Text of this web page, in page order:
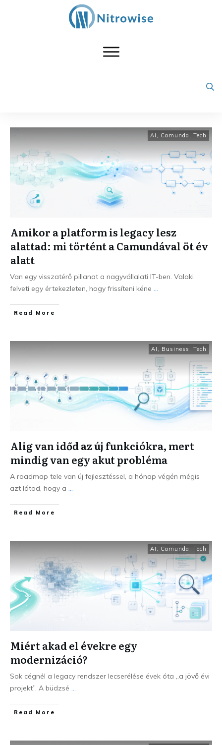
AI Camunda Tech
Amikor a platform is legacy lesz
alattad: mi történt a Camundával öt év
alatt
Van egy visszatérő pillanat a nagyvállalati IT-ben. Valaki
felveti egy értekezleten, hogy frissíteni kéne ...
Read More
AI Business Tech
Alig van időd az új funkciókra, mert
mindig van egy akut probléma
A roadmap tele van új fejlesztéssel, a hónap végén mégis
azt látod, hogy a ...
Read More
AI Camunda Tech
Miért akad el évekre egy
modernizáció?
Sok cégnél a legacy rendszer lecserélése évek óta „a jövő évi
projekt”. A büdzsé ...
Read More